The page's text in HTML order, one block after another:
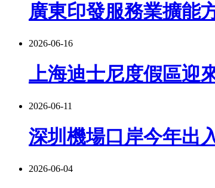
廣東印發服務業擴能
2026-06-16
上海迪士尼度假區迎
2026-06-11
深圳機場口岸今年出
2026-06-04